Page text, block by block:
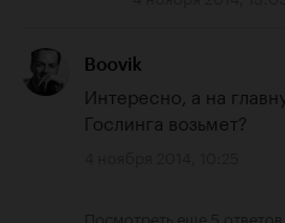
Boovik
Интересно, а на
Гослинга возьмет?